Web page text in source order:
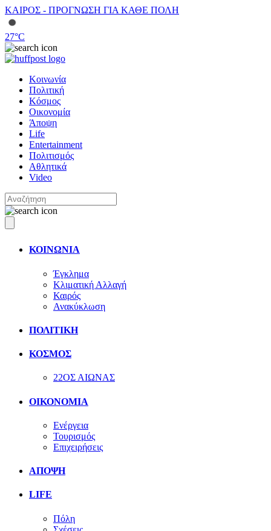
ΚΑΙΡΟΣ - ΠΡΟΓΝΩΣΗ ΓΙΑ ΚΑΘΕ ΠΟΛΗ
27°C
Κοινωνία
Πολιτική
Κόσμος
Οικονομία
Άποψη
Life
Entertainment
Πολιτισμός
Αθλητικά
Video
ΚΟΙΝΩΝΙΑ
Έγκλημα
Κλιματική Αλλαγή
Καιρός
Ανακύκλωση
ΠΟΛΙΤΙΚΗ
ΚΟΣΜΟΣ
22ΟΣ ΑΙΩΝΑΣ
ΟΙΚΟΝΟΜΙΑ
Ενέργεια
Τουρισμός
Επιχειρήσεις
ΑΠΟΨΗ
LIFE
Πόλη